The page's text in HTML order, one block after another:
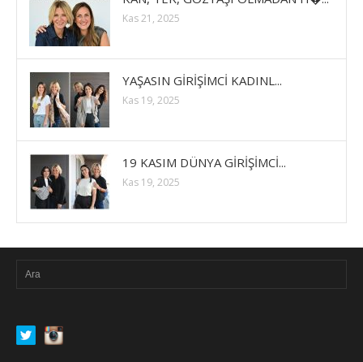
Kas 21, 2025
YAŞASIN GİRİŞİMCİ KADINL...
Kas 19, 2025
19 KASIM DÜNYA GİRİŞİMCİ...
Kas 19, 2025